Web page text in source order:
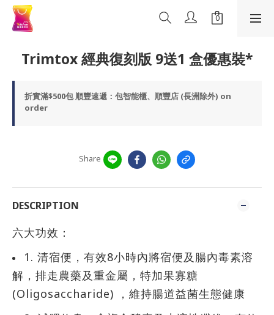
Trimtox 經典復刻版 9送1 盒優惠裝*
折實滿$500包 順豐速遞：包智能櫃、順豐店 (長洲除外) on
order
Share
DESCRIPTION
六大功效：
1. 清宿便，有效8小時內將宿便及腸內毒素溶
解，排走農藥及重金屬，特加果寡糖
(Oligosaccharide) ，維持腸道益菌生態健康